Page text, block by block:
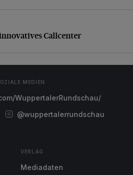
Callcenter
Callcenter
MEDIEN
WuppertalerRundschau/
@wuppertalerrundschau
VERLAG
Mediadaten